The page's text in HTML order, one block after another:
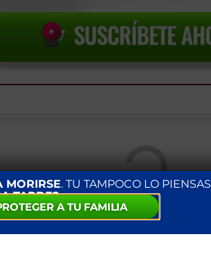
MORIRSE. TU TAMPOCO LO PIENSAS
TARDE?
A TU FAMILIA